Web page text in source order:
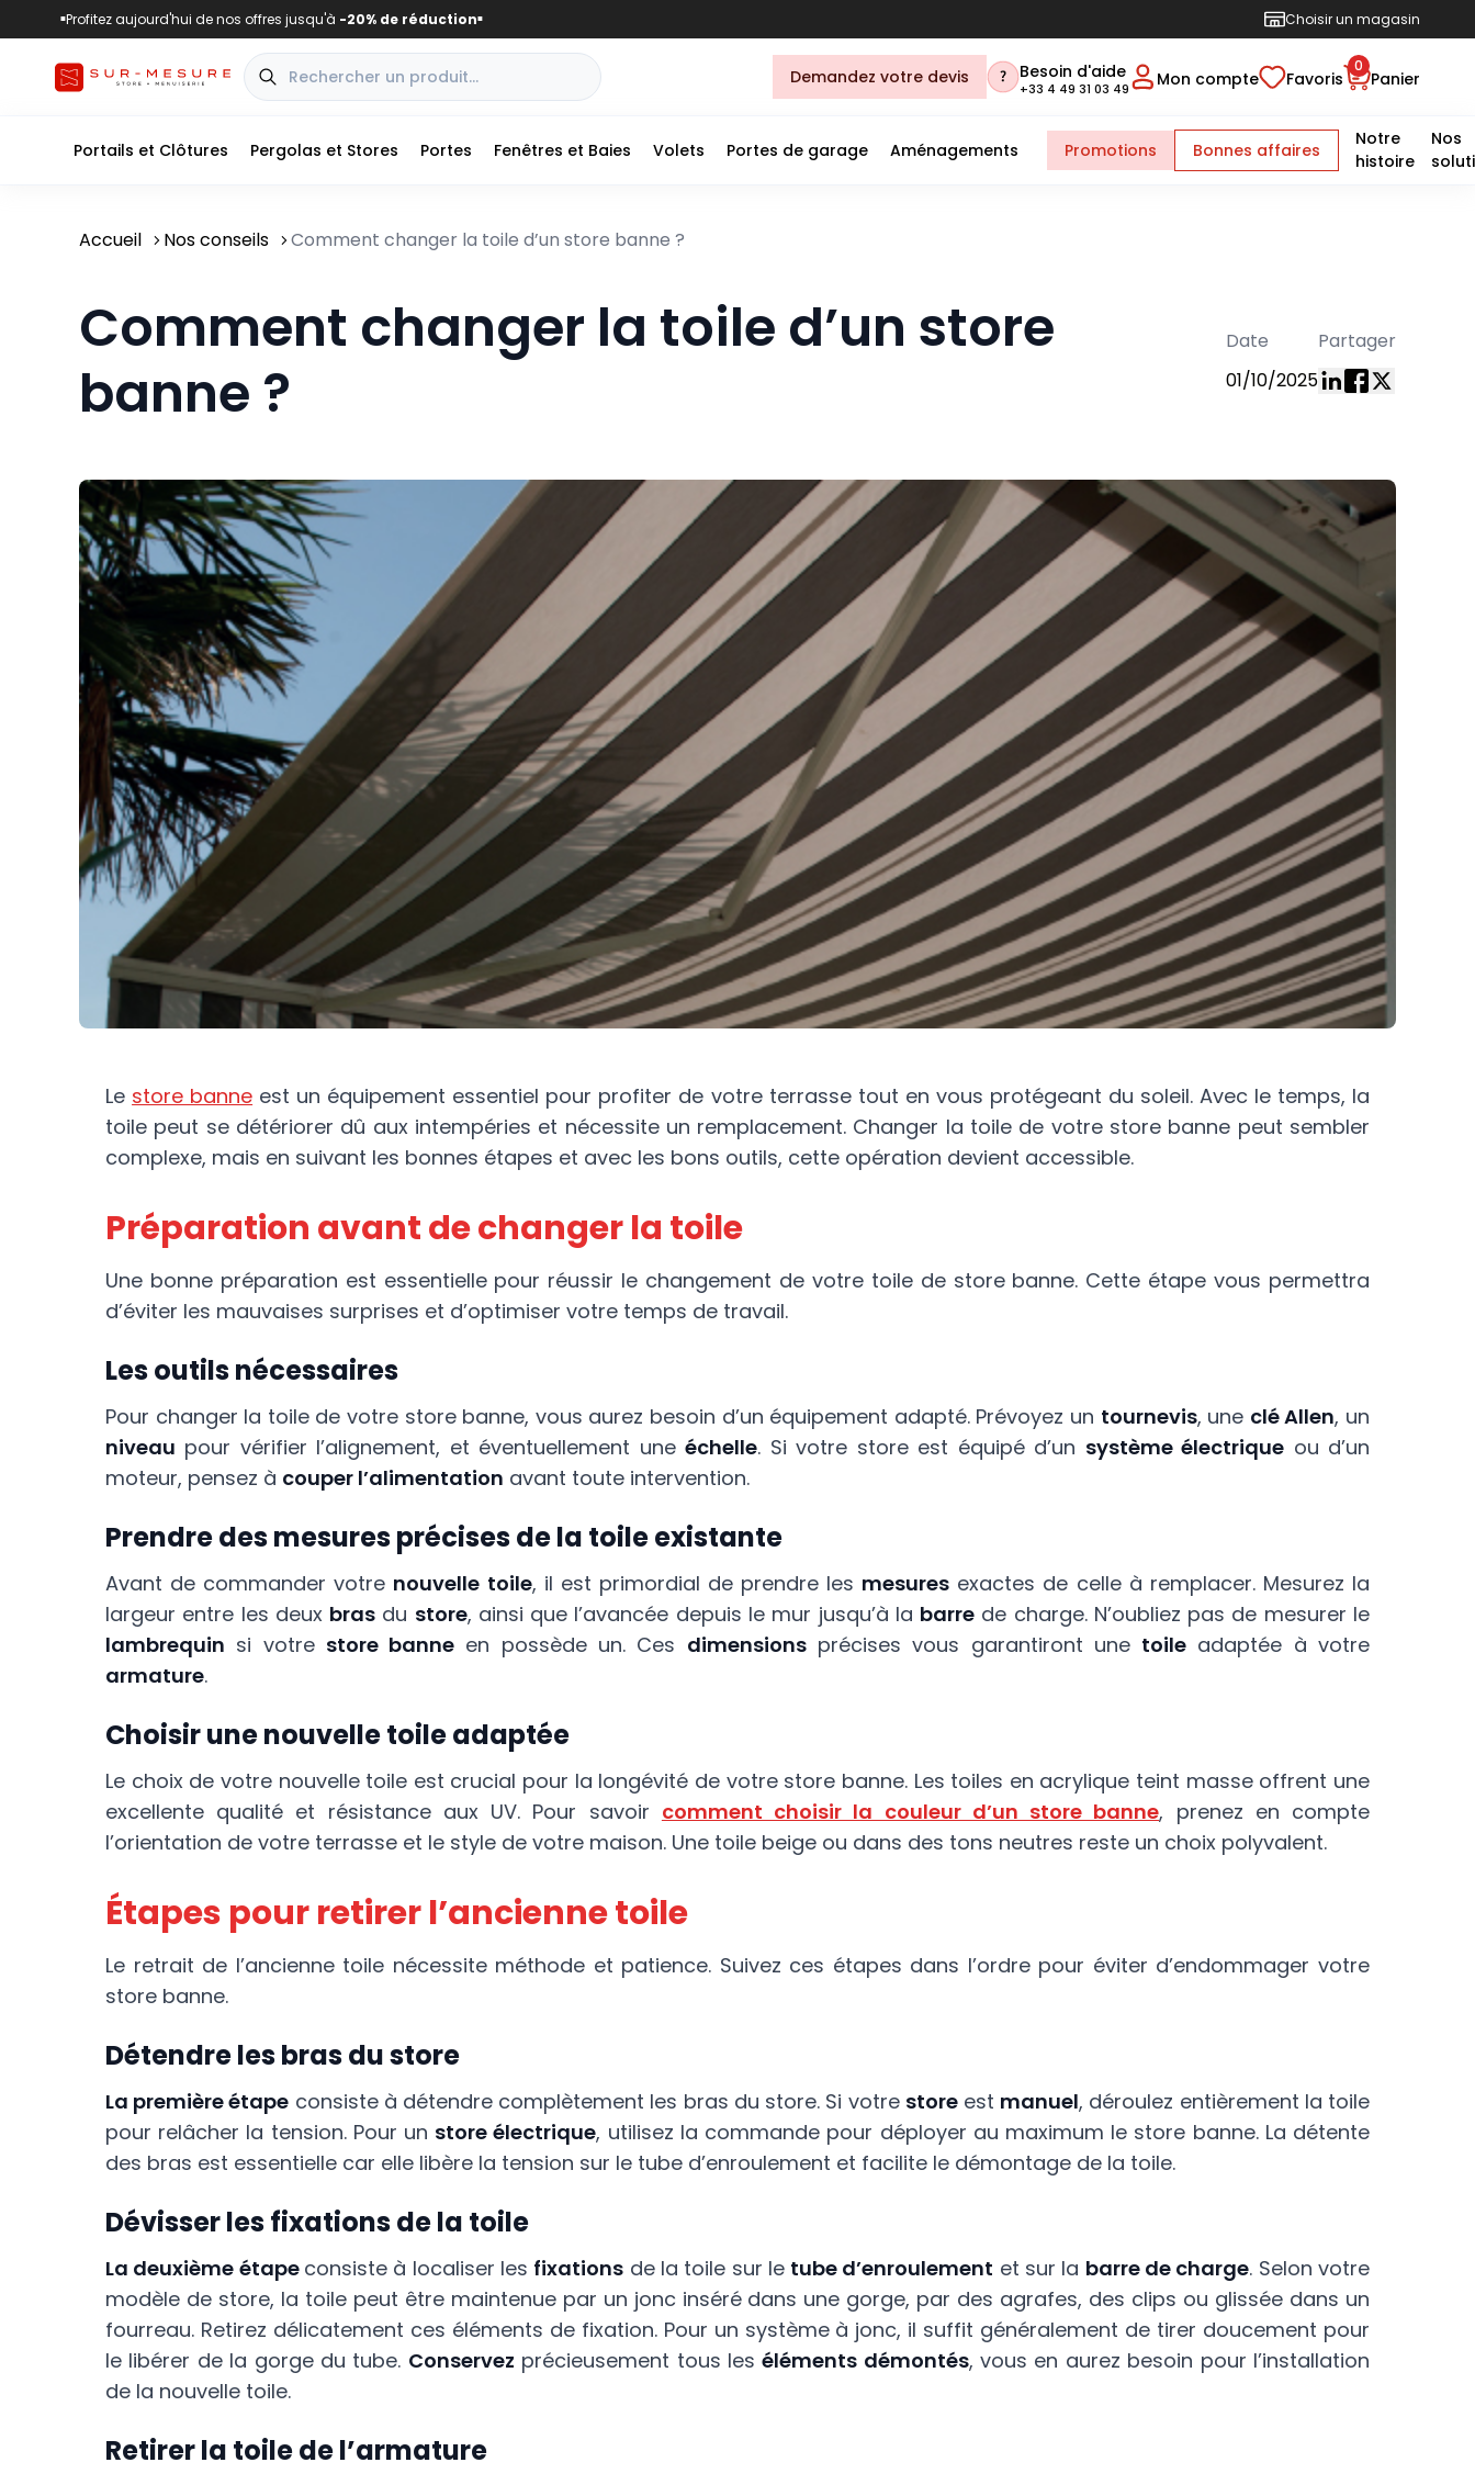
■Profitez aujourd'hui de nos offres jusqu'à -20% de réduction■ Choisir un magasin
Demandez votre devis Besoin d'aide
+33 4 49 31 03 49 Mon compte Favoris
0
Panier
Portails et Clôtures Pergolas et Stores Portes Fenêtres et Baies Volets Portes de garage Aménagements Promotions Bonnes affaires
Notre
histoire
Nos
Accueil Nos conseils Comment changer la toile d’un store banne ?
Comment changer la toile d’un store
banne ?
Date
01/10/2025
Partager
Le store banne est un équipement essentiel pour profiter de votre terrasse tout en vous protégeant du soleil. Avec le temps, la
toile peut se détériorer dû aux intempéries et nécessite un remplacement. Changer la toile de votre store banne peut sembler
complexe, mais en suivant les bonnes étapes et avec les bons outils, cette opération devient accessible.
Préparation avant de changer la toile
Une bonne préparation est essentielle pour réussir le changement de votre toile de store banne. Cette étape vous permettra
d’éviter les mauvaises surprises et d’optimiser votre temps de travail.
Les outils nécessaires
Pour changer la toile de votre store banne, vous aurez besoin d’un équipement adapté. Prévoyez un tournevis, une clé Allen, un
niveau pour vérifier l’alignement, et éventuellement uneéchelle. Si votre store est équipé d’un système électrique ou d’un
moteur, pensez à couper l’alimentation avant toute intervention.
Prendre des mesures précises de la toile existante
Avant de commander votre nouvelle toile, il est primordial de prendre les mesures exactes de celle à remplacer. Mesurez la
largeur entre les deux bras du store, ainsi que l’avancée depuis le mur jusqu’à la barre de charge. N’oubliez pas de mesurer le
lambrequin si votre store banne en possède un. Ces dimensionsprécises vous garantiront une toile adaptée à votre
armature.
Choisir une nouvelle toile adaptée
Le choix de votre nouvelle toile est crucial pour la longévité de votre store banne. Les toiles en acrylique teint masse offrent une
excellente qualité et résistance aux UV. Pour savoir comment choisir la couleur d’un store banne, prenez en compte
l’orientation de votre terrasse et le style de votre maison. Une toile beige ou dans des tons neutres reste un choix polyvalent.
Étapes pour retirer l’ancienne toile
Le retrait de l’ancienne toile nécessite méthode et patience. Suivez ces étapes dans l’ordre pour éviter d’endommager votre
store banne.
Détendre les bras du store
La première étape consiste à détendre complètement les bras du store. Si votre storeest manuel, déroulez entièrement la toile
pour relâcher la tension. Pour un store électrique, utilisez la commande pour déployer au maximum le store banne. La détente
des bras est essentielle car elle libère la tension sur le tube d’enroulement et facilite le démontage de la toile.
Dévisser les fixations de la toile
La deuxième étape consiste à localiser les fixations de la toile sur le tube d’enroulement et sur la barre de charge. Selon votre
modèle de store, la toile peut être maintenue par un jonc inséré dans une gorge, par des agrafes, des clips ou glissée dans un
fourreau. Retirez délicatement ces éléments de fixation. Pour un système à jonc, il suffit généralement de tirer doucement pour
le libérer de la gorge du tube. Conservez précieusement tous leséléments démontés, vous en aurez besoin pour l’installation
de la nouvelle toile.
Retirer la toile de l’armature